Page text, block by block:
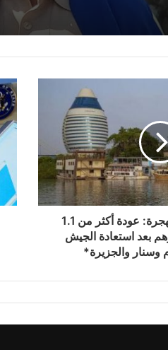
*المنظمة الدولية للهجرة: عودة أكثر من 1.1
بعد استعادة الجيش
وسنار والجزيرة*